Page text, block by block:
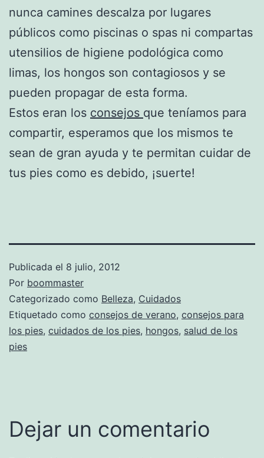
nunca camines descalza por lugares
públicos como piscinas o spas ni compartas
utensilios de higiene podológica como
limas, los hongos son contagiosos y se
pueden propagar de esta forma.
Estos eran los consejos que teníamos para
compartir, esperamos que los mismos te
sean de gran ayuda y te permitan cuidar de
tus pies como es debido, ¡suerte!
Publicada el 8 julio, 2012
Por boommaster
Categorizado como Belleza, Cuidados
Etiquetado como consejos de verano, consejos para
los pies, cuidados de los pies, hongos, salud de los
pies
Dejar un comentario